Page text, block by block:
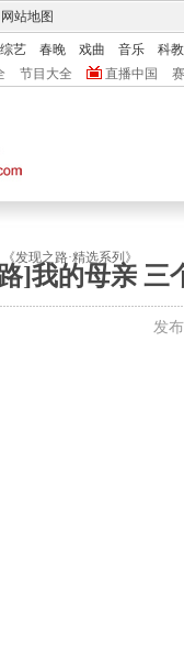
网站地图
综艺 春晚 戏曲 音乐 科教
节目大全 直播中国
《发现之路·精选系列》
]我的母亲 三
发